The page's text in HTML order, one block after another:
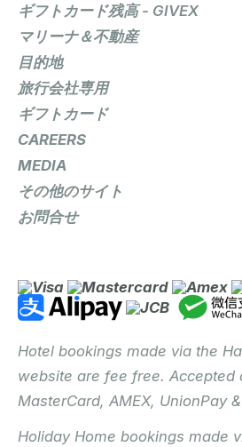
ギフトカード残高 - GIVEX
マリーナ＆不動産
目的地
旅行会社専用
ギフトカード
CAREERS
MEDIA
その他のサイト
お問合せ
Hotel bookings made via the
website are fee free. Accepted
MasterCard, AMEX, UnionPay
Holiday Home bookings made